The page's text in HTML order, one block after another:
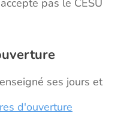
pas le CESU
ses jours et
d'ouverture